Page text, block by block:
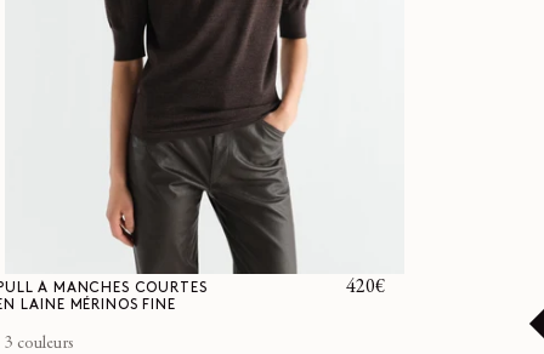
À MANCHES COURTES
LAINE MÉRINOS FINE
Prix
420€
3 couleurs